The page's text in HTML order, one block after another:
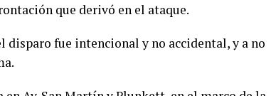
que derivó en el ataque.
fue intencional y no accidental, y a no